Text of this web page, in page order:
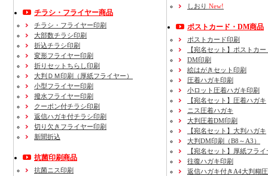
チラシ・フライヤー商品
チラシ・フライヤー印刷
大部数チラシ印刷
折込チラシ印刷
変形フライヤー印刷
折りセットちらし印刷
大判ＤＭ印刷（厚紙フライヤー）
小型フライヤー印刷
撥水フライヤー印刷
クーポン付チラシ印刷
返信ハガキ付チラシ印刷
切り欠きフライヤー印刷
新聞折込
抗菌印刷商品
抗菌ニス印刷
しおり New!
ポストカード・DM商品
ポストカード印刷
【宛名セット】ポストカー
DM印刷
絵はがきセット印刷
圧着ハガキ印刷
小ロット圧着ハガキ印刷
【宛名セット】圧着ハガキ
ニス圧着ハガキ
大判圧着DM印刷
【宛名セット】大判ハガキ
大判DM印刷（B8～A3）
【宛名セット】厚紙フライ
往復ハガキ印刷
返信ハガキ付きA4大判糊